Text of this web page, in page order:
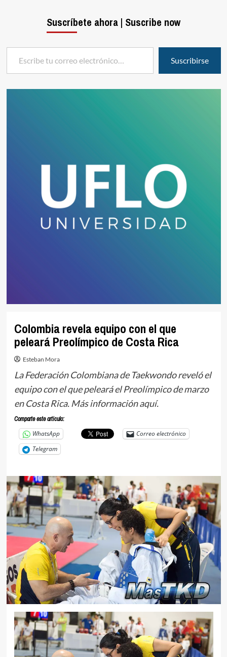
Colombia revela equipo con el que
peleará Preolímpico de Costa Rica
Esteban Mora
La Federación Colombiana de Taekwondo reveló el
equipo con el que peleará el Preolímpico de marzo
en Costa Rica. Más información aquí.
Comparte este articulo:
WhatsApp
Correo electrónico
Telegram
Suscríbete ahora | Suscribe now
Escribe tu correo electrónico…
Suscribirse